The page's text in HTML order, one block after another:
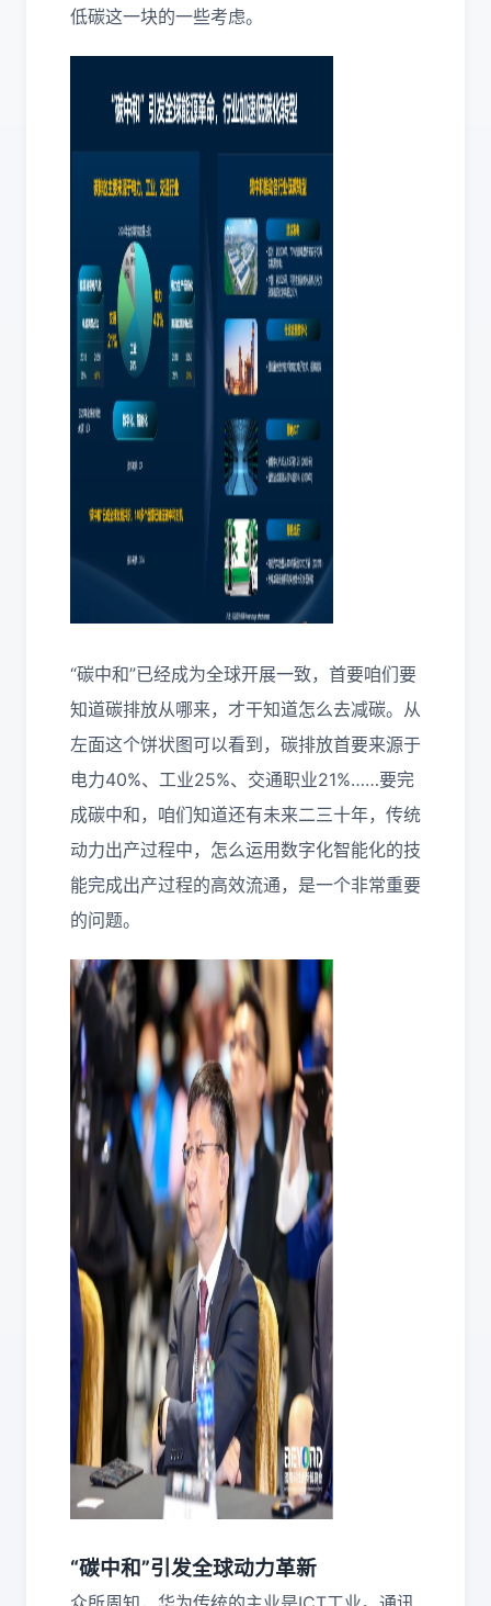
低碳这一块的一些考虑。
“碳中和”已经成为全球开展一致，首要咱们要
知道碳排放从哪来，才干知道怎么去减碳。从
左面这个饼状图可以看到，碳排放首要来源于
电力40%、工业25%、交通职业21%……要完
成碳中和，咱们知道还有未来二三十年，传统
动力出产过程中，怎么运用数字化智能化的技
能完成出产过程的高效流通，是一个非常重要
的问题。
“碳中和”引发全球动力革新